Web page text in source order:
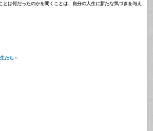
とは何だったのかを聞くことは、自分の人生に新たな気づきを与え
たち～